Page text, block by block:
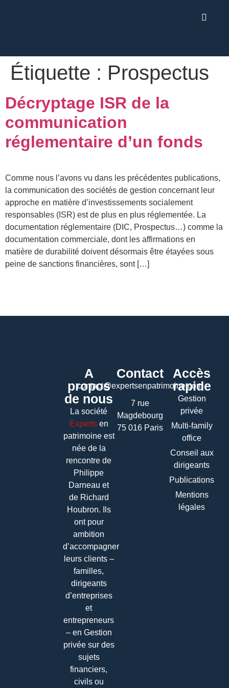
Étiquette : Prospectus
Décryptage ISR de la
communication
réglementaire d’un fonds
Comme nous l’avons vu dans les précédentes publications,
la communication des sociétés de gestion concernant leur
approche en matière d’investissements socialement
responsables (ISR) est de plus en plus réglementée. La
documentation réglementaire (DIC, Prospectus…) comme la
documentation commerciale, dont les affirmations en
matière de durabilité doivent désormais être étayées sous
peine de sanctions financières, sont […]
A
propos
de nous
La société
Expertsen
patrimoine est
née de la
rencontre de
Philippe
Darneau et
de Richard
Houbron. Ils
ont pour
ambition
d’accompagner
leurs clients –
familles,
dirigeants
d’entreprises
et
entrepreneurs
– en Gestion
privée sur des
sujets
financiers,
civils ou
Contact
contact@expertsenpatrimoine.com
7 rue
Magdebourg
75 016 Paris
Accès
rapide
Gestion
privée
Multi-family
office
Conseil aux
dirigeants
Publications
Mentions
légales